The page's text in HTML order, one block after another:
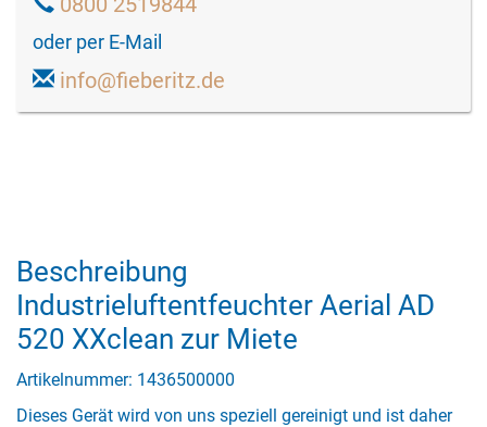
oder per E-Mail
info@fieberitz.de
Beschreibung
Industrieluftentfeuchter Aerial AD
520 XXclean zur Miete
Artikelnummer: 1436500000
Dieses Gerät wird von uns speziell gereinigt und ist daher